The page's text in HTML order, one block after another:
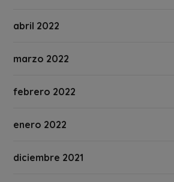
abril 2022
marzo 2022
febrero 2022
enero 2022
diciembre 2021